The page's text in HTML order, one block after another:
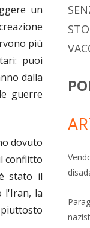
un
più
puoi
dalla
guerre
dovuto
conflitto
stato il
l'Iran, la